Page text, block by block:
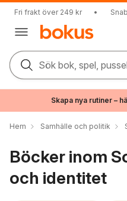
Fri frakt över 249 kr •
Sök bok, spel,
Skapa nya rutiner –
Hem Samhälle och politik
Böcker inom
och identitet